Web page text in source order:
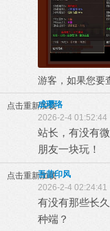
游客，如果您要
点击重新加载
成璎珞
2026-2-4 01:52:44
站长，有没有
朋友一块玩！
点击重新加载
吾昔印风
2026-2-4 02:24:41
有没有那些长
种端？